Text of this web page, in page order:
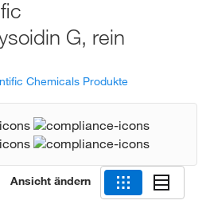
G, rein
Chemicals Produkte
Ansicht ändern